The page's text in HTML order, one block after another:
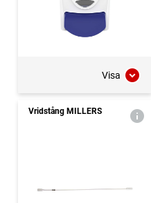
Visa
Vridstång MILLERS